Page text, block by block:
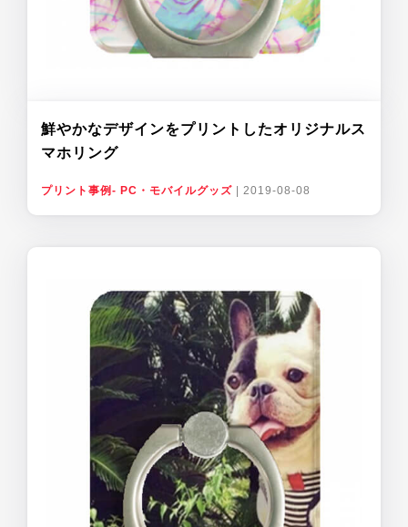
鮮やかなデザインをプリントしたオリジナルス
マホリング
プリント事例- PC・モバイルグッズ 2019-08-08